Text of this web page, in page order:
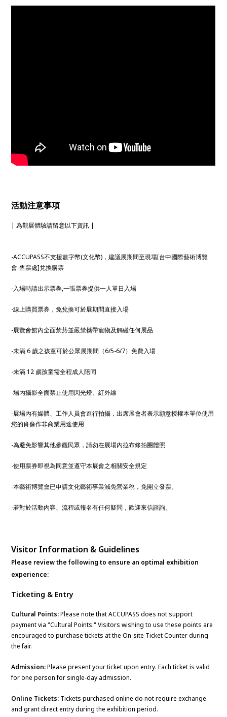
活動注意事項
| 為觀展體驗請留意以下資訊 |
-ACCUPASS不支援數字幣(文化幣)，建議展期間至現場[台中國際藝術博覽
會-售票處]兌換購票
-入場時請出示票券,一張票券提供一人單日入場
-線上購買票券，免兌換可於展期間直接入場
-展覽會館內全面禁菸並嚴禁攜帶寵物及觸碰任何展品
-未滿 6 歲之孩童可於公眾展期間（6/5-6/7）免費入場
-未滿 12 歲孩童需全程成人陪同
-場內攝影全面禁止使用閃光燈、紅外線
-展場內有媒體、工作人員會進行拍攝，出席展會者表示願意授權本單位使用
您的肖像作非商業用途使用
-為避免影響其他參觀民眾，請勿在展場內拉布條拍團體照
-使用票券即視為同意並遵守本展會之相關安全規定
-本藝術博覽會已申請文化藝術事業減免營業稅，免開立發票。
-若對於活動內容、流程或報名有任何疑問，歡迎來信諮詢。
Visitor Information & Guidelines
Please review the following to ensure an optimal exhibition
experience:
Ticketing & Entry
Cultural Points:Please note that ACCUPASS does not support
payment via "Cultural Points." Visitors wishing to use these points are
encouraged to purchase tickets at the On-site Ticket Counter during
the fair.
Admission:Please present your ticket upon entry. Each ticket is valid
for one person for single-day admission.
Online Tickets: Tickets purchased online do not require exchange
and grant direct entry during the exhibition period.